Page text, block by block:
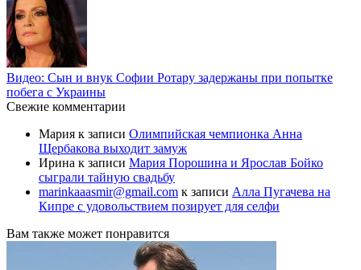
Видео: Сын и внук Софии Ротару задержаны при попытке
побега с Украины
Свежие комментарии
Мария к записи Олимпийская чемпионка Анна
Щербакова выходит замуж
Ирина к записи Мария Порошина и Ярослав Бойко
сыграли тайную свадьбу
marinkaaasmir@gmail.com к записи Алла Пугачева на
Кипре с удовольствием позирует для селфи
Вам также может понравится